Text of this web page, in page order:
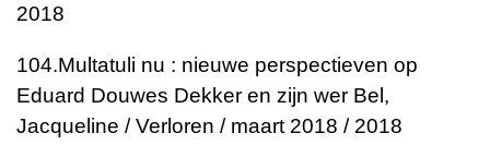
2018
104.Multatuli nu : nieuwe perspectieven op
Eduard Douwes Dekker en zijn wer Bel,
Jacqueline / Verloren / maart 2018 / 2018